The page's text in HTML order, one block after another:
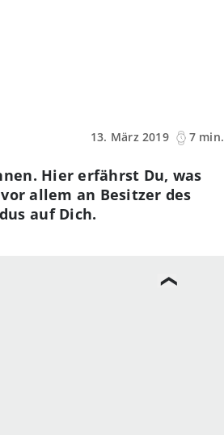
13. März 2019
7 min.
Hier erfährst Du, was
allem an Besitzer des
auf Dich.